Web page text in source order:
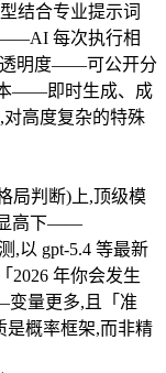
结合专业提示词
每次执行相
透明度——可公开分
——即时生成、成
高度复杂的特殊
局判断)上,顶级模
显高下——
,以 gpt-5.4 等最新
2026 年你会发生
量更多,且「准
是概率框架,而非精